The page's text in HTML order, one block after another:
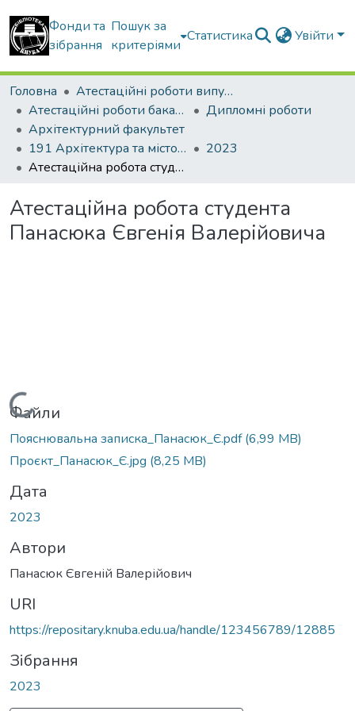
Фонди та
зібрання
Пошук за
критеріями
Статистика Увійти
Головна
Атестаційні роботи випускників
Атестаційні роботи бакалаврів
Дипломні роботи
Архітектурний факультет
191 Архітектура та містобудування
2023
Атестаційна робота студента Панасюка Євгенія Валерійовича
Атестаційна робота студента
Панасюка Євгенія Валерійовича
Вантажиться...
Файли
Пояснювальна записка_Панасюк_Є.pdf(6,99 MB)
Проєкт_Панасюк_Є.jpg (8,25 MB)
Дата
2023
Автори
Панасюк Євгеній Валерійович
URI
https://repositary.knuba.edu.ua/handle/123456789/12885
Зібрання
2023